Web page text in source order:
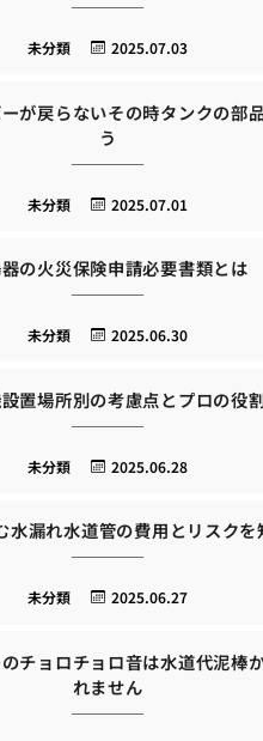
2025.07.03
未分類
が戻らないその時タンクの部
う
2025.07.01
未分類
の火災保険申請必要書類とは
2025.06.30
未分類
置場所別の考慮点とプロの役
2025.06.28
未分類
水漏れ水道管の費用とリスクを
2025.06.27
未分類
チョロチョロ音は水道代泥棒
れません